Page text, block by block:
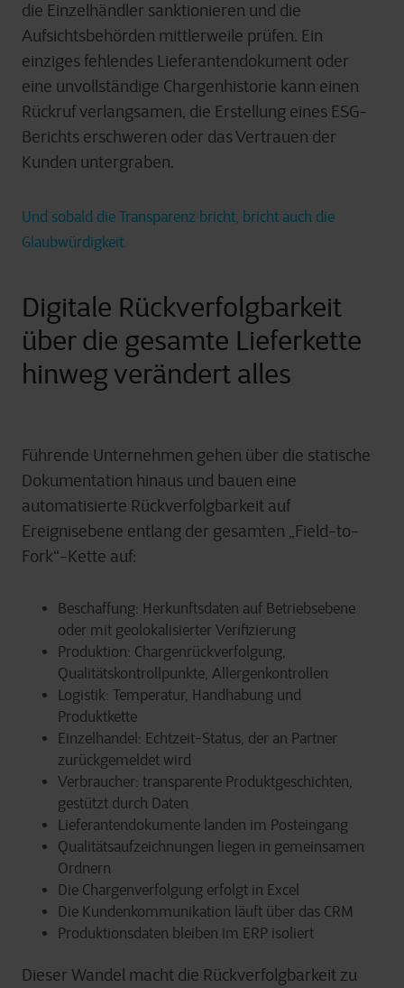
die Einzelhändler sanktionieren und die
Aufsichtsbehörden mittlerweile prüfen. Ein
einziges fehlendes Lieferantendokument oder
eine unvollständige Chargenhistorie kann einen
Rückruf verlangsamen, die Erstellung eines ESG-
Berichts erschweren oder das Vertrauen der
Kunden untergraben.
Und sobald die Transparenz bricht, bricht auch die
Glaubwürdigkeit.
Digitale Rückverfolgbarkeit
über die gesamte Lieferkette
hinweg verändert alles
Führende Unternehmen gehen über die statische
Dokumentation hinaus und bauen eine
automatisierte Rückverfolgbarkeit auf
Ereignisebene entlang der gesamten „Field-to-
Fork“-Kette auf:
Beschaffung: Herkunftsdaten auf Betriebsebene
oder mit geolokalisierter Verifizierung
Produktion: Chargenrückverfolgung,
Qualitätskontrollpunkte, Allergenkontrollen
Logistik: Temperatur, Handhabung und
Produktkette
Einzelhandel: Echtzeit-Status, der an Partner
zurückgemeldet wird
Verbraucher: transparente Produktgeschichten,
gestützt durch Daten
Lieferantendokumente landen im Posteingang
Qualitätsaufzeichnungen liegen in gemeinsamen
Ordnern
Die Chargenverfolgung erfolgt in Excel
Die Kundenkommunikation läuft über das CRM
Produktionsdaten bleiben im ERP isoliert
Dieser Wandel macht die Rückverfolgbarkeit zu